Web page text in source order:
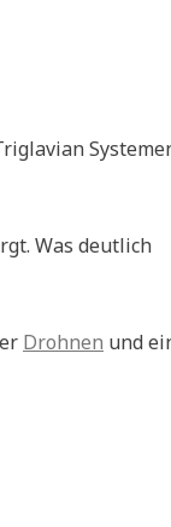
Was deutlich
Drohnen und